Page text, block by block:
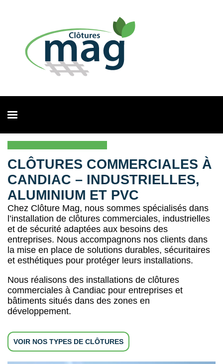
CLÔTURES COMMERCIALES À
CANDIAC – INDUSTRIELLES,
ALUMINIUM ET PVC
Chez Clôture Mag, nous sommes spécialisés dans
l’installation de clôtures commerciales, industrielles
et de sécurité adaptées aux besoins des
entreprises. Nous accompagnons nos clients dans
la mise en place de solutions durables, sécuritaires
et esthétiques pour protéger leurs installations.
Nous réalisons des installations de clôtures
commerciales à Candiac pour entreprises et
bâtiments situés dans des zones en
développement.
VOIR NOS TYPES DE CLÔTURES